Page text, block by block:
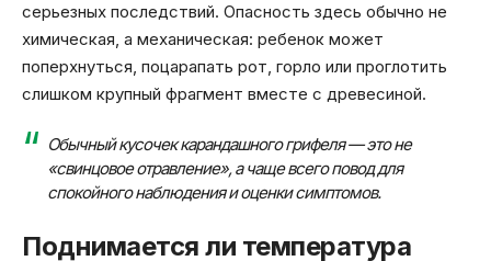
серьезных последствий. Опасность здесь обычно не
химическая, а механическая: ребенок может
поперхнуться, поцарапать рот, горло или проглотить
слишком крупный фрагмент вместе с древесиной.
Обычный кусочек карандашного грифеля — это не
«свинцовое отравление», а чаще всего повод для
спокойного наблюдения и оценки симптомов.
Поднимается ли температура